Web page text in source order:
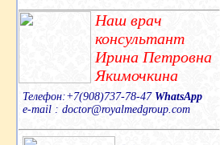
Наш врач
консультант
Ирина Петровна
Якимочкина
Телефон:+7(908)737-78-47 WhatsApp
e-mail : doctor@royalmedgroup.com